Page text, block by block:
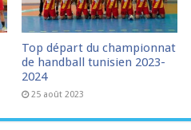
Top départ du championnat
de handball tunisien 2023-
2024
25 août 2023